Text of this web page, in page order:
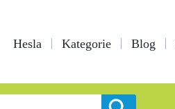
Hesla Kategorie Blog